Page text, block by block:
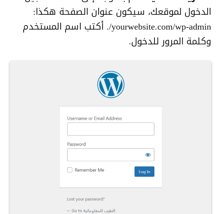
الدخول لموقعك، سيكون عنوان الصفحة هكذا:
yourwebsite.com/wp-admin/. أكتب اسم المستخدم
وكلمة المرور للدخول.